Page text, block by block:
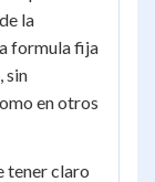
la
formula fija
sin
en otros
tener claro